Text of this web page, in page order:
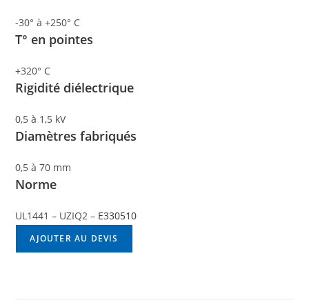
-30° à +250° C
T° en pointes
+320° C
Rigidité diélectrique
0,5 à 1,5 kV
Diamètres fabriqués
0,5 à 70 mm
Norme
UL1441 – UZIQ2 – E330510
AJOUTER AU DEVIS